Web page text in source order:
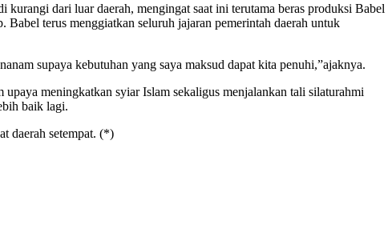
dari luar daerah, mengingat saat ini terutama beras produksi Babel
terus menggiatkan seluruh jajaran pemerintah daerah untuk
supaya kebutuhan yang saya maksud dapat kita penuhi,”ajaknya.
meningkatkan syiar Islam sekaligus menjalankan tali silaturahmi
baik lagi.
daerah setempat. (*)